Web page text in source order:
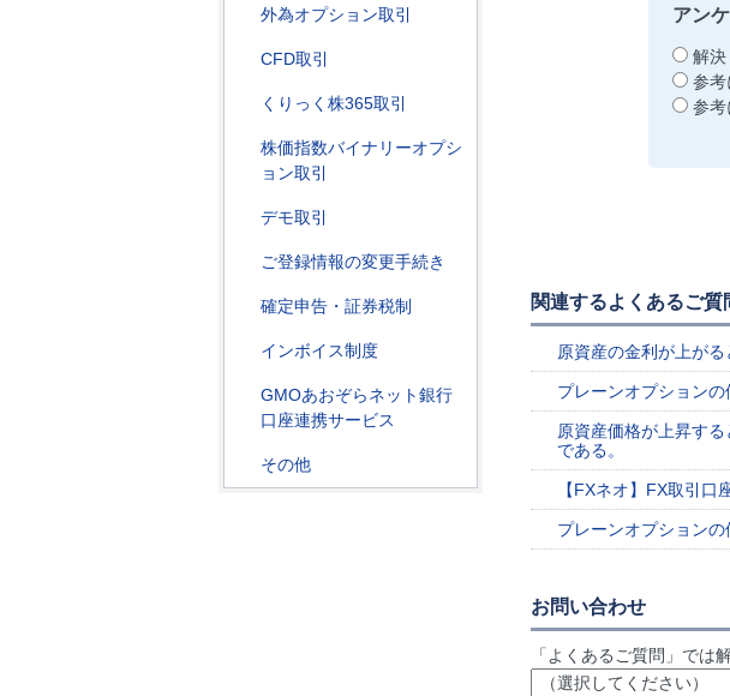
外為オプション取引
CFD取引
くりっく株365取引
株価指数バイナリーオプシ
ョン取引
デモ取引
ご登録情報の変更手続き
確定申告・証券税制
インボイス制度
GMOあおぞらネット銀行
口座連携サービス
その他
アン
解決
参考
参考
関連するよくあるご質
原資産の金利が上が
プレーンオプション
原資産価格が上昇す
である。
【FXネオ】FX取引口
プレーンオプション
お問い合わせ
「よくあるご質問」では